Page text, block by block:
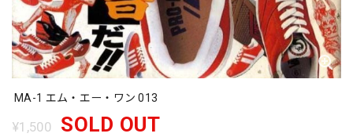
MA-1 エム・エー・ワン 013
¥1,500 SOLD OUT